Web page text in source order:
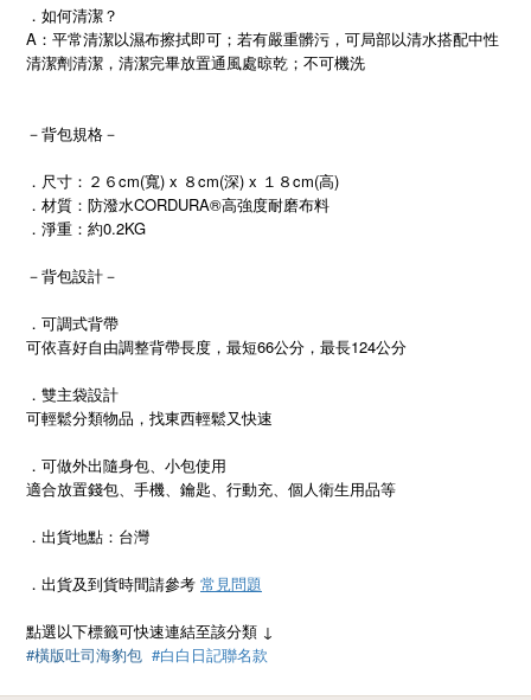
．如何清潔？
A：平常清潔以濕布擦拭即可；若有嚴重髒污，可局部以清水搭配中性
清潔劑清潔，清潔完畢放置通風處晾乾；不可機洗
－背包規格－
．尺寸：２６cm(寬) x ８cm(深) x １８cm(高)
．材質： 防潑水CORDURA®高強度耐磨布料
．淨重：約0.2KG
－背包設計－
．可調式背帶
可依喜好自由調整背帶長度，最短66公分，最長124公分
．雙主袋設計
可輕鬆分類物品，找東西輕鬆又快速
．可做外出隨身包、小包使用
適合放置錢包、手機、鑰匙、行動充、個人衛生用品等
．出貨地點：台灣
．出貨及到貨時間請參考 常見問題
點選以下標籤可快速連結至該分類 ↓
#橫版吐司海豹包 #白白日記聯名款